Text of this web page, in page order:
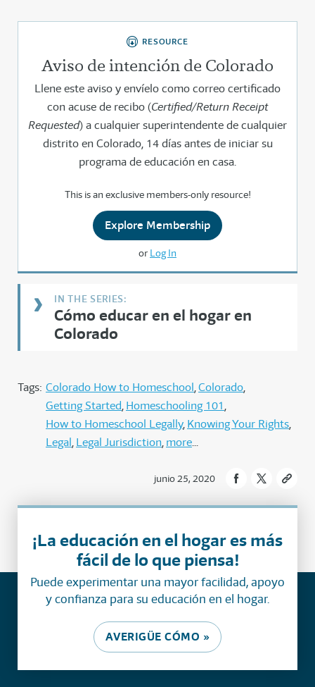
RESOURCE
Aviso de intención de Colorado
Llene este aviso y envíelo como correo certificado
con acuse de recibo (Certified/Return Receipt
Requested) a cualquier superintendente de cualquier
distrito en Colorado, 14 días antes de iniciar su
programa de educación en casa.
This is an exclusive members-only resource!
Explore Membership
or Log In
Cómo educar en el hogar en
Colorado
Tags: Colorado How to Homeschool Colorado
Getting Started Homeschooling 101
How to Homeschool Legally Knowing Your Rights
Legal Legal Jurisdiction more
junio 25, 2020
¡La educación en el hogar es más
fácil de lo que piensa!
Puede experimentar una mayor facilidad, apoyo
y confianza para su educación en el hogar.
AVERIGÜE CÓMO »